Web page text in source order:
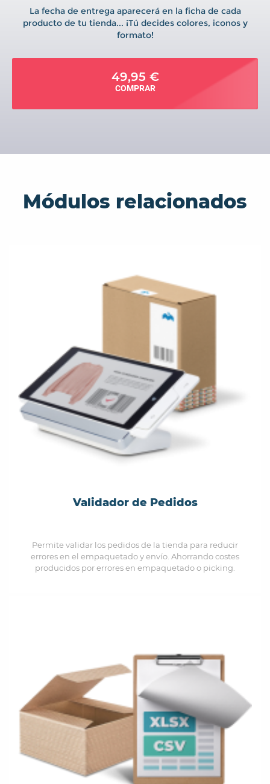
La fecha de entrega aparecerá en la ficha de cada
producto de tu tienda... ¡Tú decides colores, iconos y
formato!
49,95 €
COMPRAR
Módulos relacionados
Validador de Pedidos
Permite validar los pedidos de la tienda para reducir
errores en el empaquetado y envío. Ahorrando costes
producidos por errores en empaquetado o picking.